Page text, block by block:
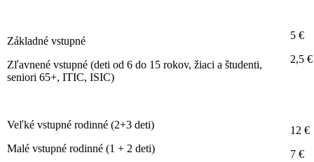
Základné vstupné
Zľavnené vstupné (deti od 6 do 15 rokov, žiaci a študenti,
seniori 65+, ITIC, ISIC)
Veľké vstupné rodinné (2+3 deti)
Malé vstupné rodinné (1 + 2 deti)
5 €
2,5 €
12 €
7 €